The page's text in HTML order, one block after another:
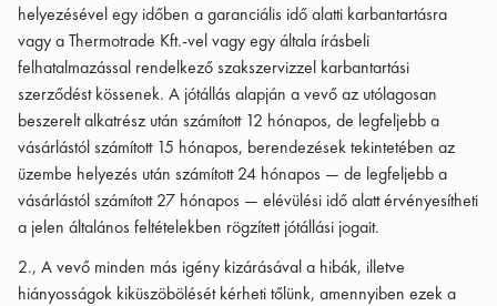
helyezésével egy időben a garanciális idő alatti karbantartásra
vagy a Thermotrade Kft.-vel vagy egy általa írásbeli
felhatalmazással rendelkező szakszervizzel karbantartási
szerződést kössenek. A jótállás alapján a vevő az utólagosan
beszerelt alkatrész után számított 12 hónapos, de legfeljebb a
vásárlástól számított 15 hónapos, berendezések tekintetében az
üzembe helyezés után számított 24 hónapos — de legfeljebb a
vásárlástól számított 27 hónapos — elévülési idő alatt érvényesítheti
a jelen általános feltételekben rögzített jótállási jogait.
2., A vevő minden más igény kizárásával a hibák, illetve
hiányosságok kiküszöbölését kérheti tőlünk, amennyiben ezek a